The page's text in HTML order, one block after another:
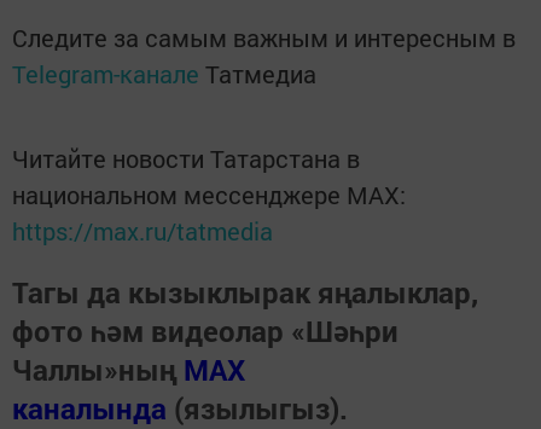
Следите за самым важным и интересным в
Telegram-канале Татмедиа
Читайте новости Татарстана в
национальном мессенджере MАХ:
https://max.ru/tatmedia
Тагы да кызыклырак яңалыклар,
фото һәм видеолар «Шәһри
Чаллы»ның MAX
каналында (язылыгыз).